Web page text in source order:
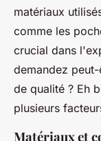
matériaux
comme les
crucial dans
demandez
de qualité ? Eh
plusieurs
Matériaux et